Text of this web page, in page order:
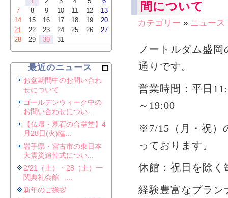
間について
カテゴリー » ニュース
ノートルダム盛
通りです。
営業時間：平日
～19:00
※7/15（月・祝）
っております。
休館：祝日を除く
経験豊富なプラン
7
8 9 10 11 12
13
14
15 16 17 18 19
20
21
22 23 24 25 26
27
28
29 30 31
最近のニュース
お盆期間中のお問い合わ
せについて
ゴールデンウィーク中の
お問い合わせについ...
【仏壇・墓石の合掌堂】4
月28日(火)臨...
岩手県・宮古市の東日本
大震災追悼式につい...
2/21（土）・28（土）一
関典礼会館 ...
新年のご挨拶